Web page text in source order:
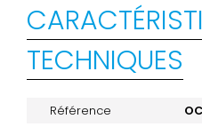
TECHNIQUES
Référence